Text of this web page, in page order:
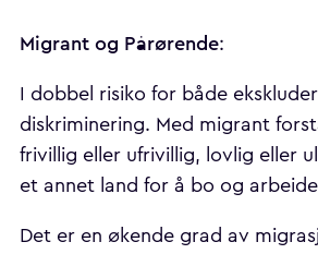
Migrant og Pårørende:
I dobbel risiko for både
diskriminering. Med migrant
frivillig eller ufrivillig, lovlig eller
et annet land for å bo og
Det er en økende grad av